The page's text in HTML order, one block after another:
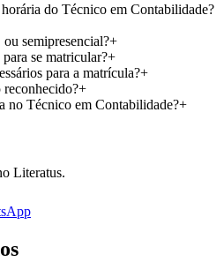
do Técnico em Contabilidade?
semipresencial?+
se matricular?+
para a matrícula?+
+
no Técnico em Contabilidade?+
Literatus.